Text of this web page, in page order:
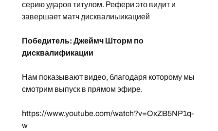
серию ударов титулом. Рефери это видит и
завершает матч дисквалиыикацией
Победитель: Джеймч Шторм по
дисквалификации
Нам показывают видео, благодаря которому мы
смотрим выпуск в прямом эфире.
https://www.youtube.com/watch?v=OxZB5NP1q-
w